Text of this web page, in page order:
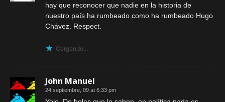
hay que reconocer que nadie en la historia de
nuestro país ha rumbeado como ha rumbeado Hugo
Chávez. Respect.
Cargando...
John Manuel
24 septiembre, 09 at 6:33 pm